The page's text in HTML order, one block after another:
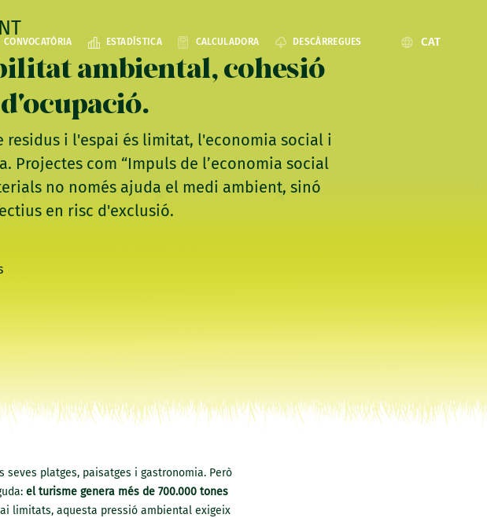
CONVOCATÒRIA ESTADÍSTICA CALCULADORA DESCÀRREGUES CAT
ambiental, cohesió
i l'espai és limitat, l'economia social i
Projectes com “Impuls de l’economia social
no només ajuda el medi ambient, sinó
en risc d'exclusió.
platges, paisatges i gastronomia. Però
el turisme genera més de 700.000 tones
limitats, aquesta pressió ambiental exigeix